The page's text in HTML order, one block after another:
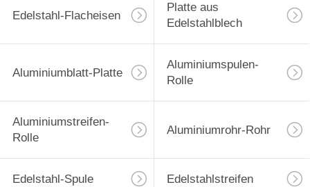
Edelstahl-Flacheisen
Platte aus
Edelstahlblech
Aluminiumblatt-Platte
Aluminiumspulen-
Rolle
Aluminiumstreifen-
Rolle
Aluminiumrohr-Rohr
Edelstahl-Spule Edelstahlstreifen